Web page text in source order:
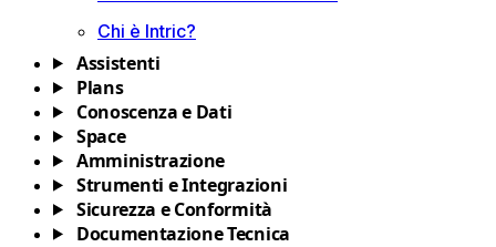
Chi è Intric?
Assistenti
Plans
Conoscenza e Dati
Space
Amministrazione
Strumenti e Integrazioni
Sicurezza e Conformità
Documentazione Tecnica